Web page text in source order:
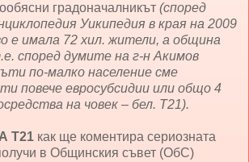
градоначалникът (според
Уикипедия в края на 2009
е имала 72 хил. жители, а община
според думите на г-н Акимов
по-малко население сме
повече евросубсидии или общо 4
на човек – бел. Т21).
Т21 как ще коментира сериозната
в Общинския съвет (ОбС)